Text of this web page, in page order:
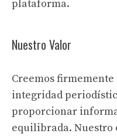
plataforma.
Nuestro Valor
Creemos
integridad
proporcionar
equilibrada. Nuestro